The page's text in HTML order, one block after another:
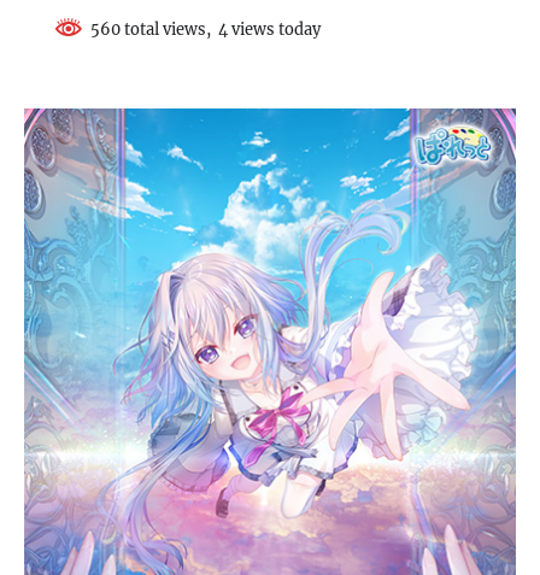
560 total views, 4 views today